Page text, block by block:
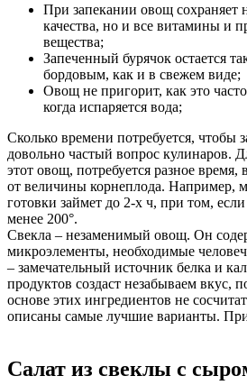
При запекании овощ сохраняет
качества, но и все витамины и
вещества;
Запеченный бурячок остается
бордовым, как и в свежем виде;
Овощ не пригорит, как это
когда испаряется вода;
Сколько времени потребуется, чтобы
довольно частый вопрос кулинаров.
этот овощ, потребуется разное время,
от величины корнеплода. Например,
готовки займет до 2-х ч, при том,
менее 200°.
Свекла – незаменимый овощ. Он
микроэлементы, необходимые
– замечательный источник белка и
продуктов создаст незабываем вкус,
основе этих ингредиентов не
описаны самые лучшие варианты.
Салат из свеклы с